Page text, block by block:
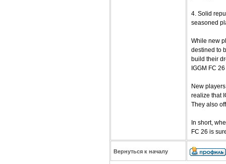
4. Solid
seasoned
While new
destined to
build their
IGGM FC
New
realize that
They also
In short,
FC 26 is
Вернуться к началу